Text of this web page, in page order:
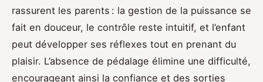
rassurent les parents : la gestion de la puissance se
fait en douceur, le contrôle reste intuitif, et l’enfant
peut développer ses réflexes tout en prenant du
plaisir. L’absence de pédalage élimine une difficulté,
encourageant ainsi la confiance et des sorties